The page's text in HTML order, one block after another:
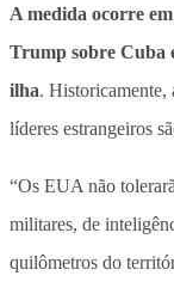
A medida ocorre
Trump sobre Cuba
ilha. Historicamente,
líderes estrangeiros
“Os EUA não
militares, de
quilômetros do